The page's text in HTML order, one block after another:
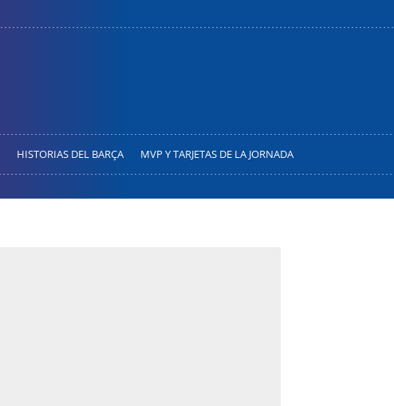
HISTORIAS DEL BARÇA MVP Y TARJETAS DE LA JORNADA